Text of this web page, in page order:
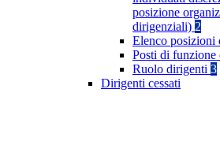
posizione
dirigenziali) 2
Elenco posizioni
Posti di
Ruolo dirigenti 3
Dirigenti cessati